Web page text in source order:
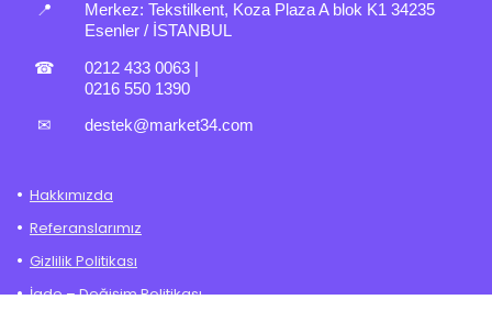
📍 Merkez: Tekstilkent, Koza Plaza A blok K1 34235
Esenler / İSTANBUL
☎ 0212 433 0063
0216 550 1390
✉ destek@market34.com
Hakkımızda
Referanslarımız
Gizlilik Politikası
İade – Değişim Politikası